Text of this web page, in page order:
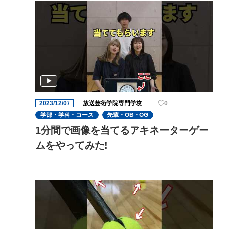
2023/12/07 放送芸術学院専門学校
0
学部・学科・コース
先輩・OB・OG
1分間で画像を当てるアキネーターゲー
ムをやってみた!